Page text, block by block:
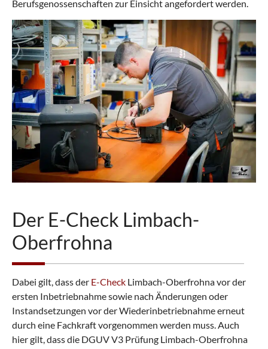
Berufsgenossenschaften zur Einsicht angefordert werden.
Der E-Check Limbach-
Oberfrohna
Dabei gilt, dass der E-Check Limbach-Oberfrohna vor der
ersten Inbetriebnahme sowie nach Änderungen oder
Instandsetzungen vor der Wiederinbetriebnahme erneut
durch eine Fachkraft vorgenommen werden muss. Auch
hier gilt, dass die DGUV V3 Prüfung Limbach-Oberfrohna